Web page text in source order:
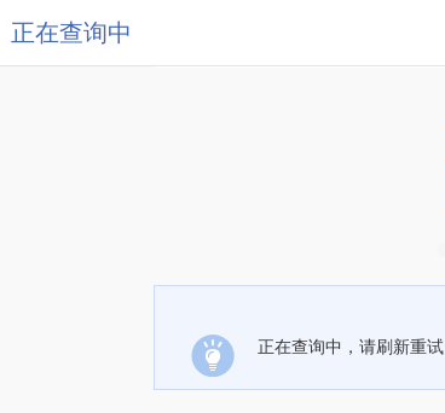
正在查询中
正在查询中，请刷新重试